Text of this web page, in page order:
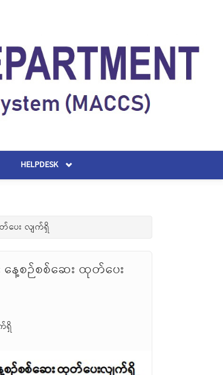
HELPDESK
တ်ပေး လျက်ရှိ
နေ့စဉ်စစ်ဆေး ထုတ်ပေး
ရှိ